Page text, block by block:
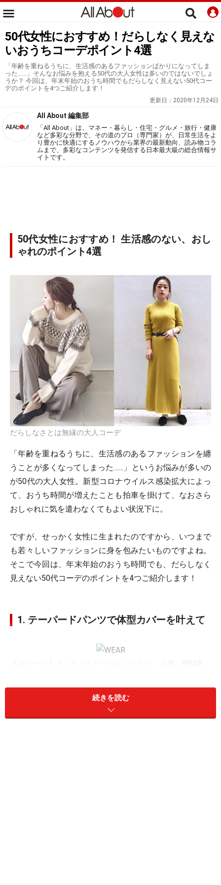
50代女性におすすめ！だらしなく見えな
いおうちコーデポイント4選
「年齢を重ねるうちに、生活感のあるファッションばかりになってしま
った……」そんなお悩みを抱える50代の大人女性は多いのではないでしょ
うか？ 今回は、年末年始のおうち時間でもだらしなく見えない50代コー
デのポイントを4つご紹介します！
更新日： 2020年12月24日
All About 編集部
「All About」は、マネー・暮らし・住宅・グルメ・旅行・健康
など多彩な分野で、その道のプロ（専門家）が、日常生活をよ
り豊かに快適にするノウハウから業界の最新動向、読み物コラ
ムまで、多彩なコンテンツを発信する日本最大級の総合情報サ
イトです。
50代女性におすすめ！ 生活感のない、おし
ゃれのポイント4選
だらしなさとは無縁の大人コーデ
「年齢を重ねるうちに、生活感のあるファッションを纏
うことが多くなってしまった……」というお悩みが多いの
が50代の大人女性。新型コロナウイルス感染拡大によっ
て、おうち時間が増えたことも拍車を掛けて、なおさら
おしゃれに気を遣わなくてもよい状況下に。
ですが、せっかく女性に生まれたのですから、いつまで
も若々しいファッションに身を包みたいものですよね。
そこで今回は、年末年始のおうち時間でも、だらしなく
見えない50代コーデのポイントを4つご紹介します！
1. テーパードパンツで体型カバーを叶えて
WEAR
る大人女性は、ウエストがゴム仕様のワイドパンツを選
ぶ方が多くなっています。でもワイドパンツは、どうし
続きを読む